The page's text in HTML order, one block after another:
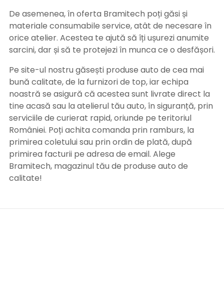
De asemenea, în oferta Bramitech poți găsi și
materiale consumabile service, atât de necesare în
orice atelier. Acestea te ajută să îți ușurezi anumite
sarcini, dar și să te protejezi în munca ce o desfășori.
Pe site-ul nostru găsești produse auto de cea mai
bună calitate, de la furnizori de top, iar echipa
noastră se asigură că acestea sunt livrate direct la
tine acasă sau la atelierul tău auto, în siguranță, prin
serviciile de curierat rapid, oriunde pe teritoriul
României. Poți achita comanda prin ramburs, la
primirea coletului sau prin ordin de plată, după
primirea facturii pe adresa de email. Alege
Bramitech, magazinul tău de produse auto de
calitate!